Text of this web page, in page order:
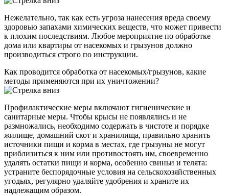
Нежелательно, так как есть угроза нанесения вреда своему
здоровью запахами химических веществ, что может привести
к плохим последствиям. Любое мероприятие по обработке
дома или квартиры от насекомых и грызунов должно
производиться строго по инструкции.
Как проводится обработка от насекомых/грызунов, какие
методы применяются при их уничтожении?
Профилактические меры включают гигиенические и
санитарные меры. Чтобы крысы не появлялись и не
размножались, необходимо содержать в чистоте и порядке
жилище, домашний скот и хранилища, правильно хранить
источники пищи и корма в местах, где грызуны не могут
приблизиться к ним или противостоять им, своевременно
удалять остатки пищи и корма, особенно свиньи и телята:
устраните беспорядочные условия на сельскохозяйственных
угодьях, регулярно удаляйте удобрения и храните их
надлежащим образом.